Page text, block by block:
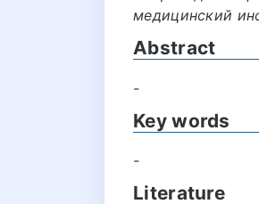
медицинский
Abstract
-
Key words
-
Literature